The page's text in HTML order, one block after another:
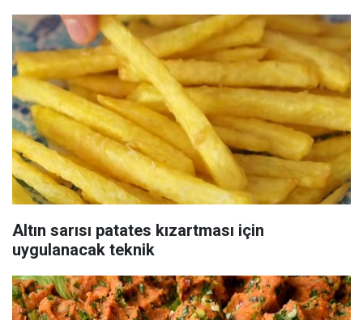
Altın sarısı patates kızartması için
uygulanacak teknik